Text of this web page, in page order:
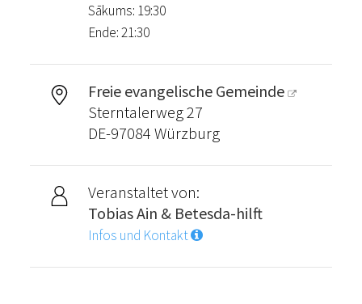
Sākums: 19:30
Ende: 21:30
Freie evangelische Gemeinde
Sterntalerweg 27
DE-97084 Würzburg
Veranstaltet von:
Tobias Ain & Betesda-hilft
Infos und Kontakt